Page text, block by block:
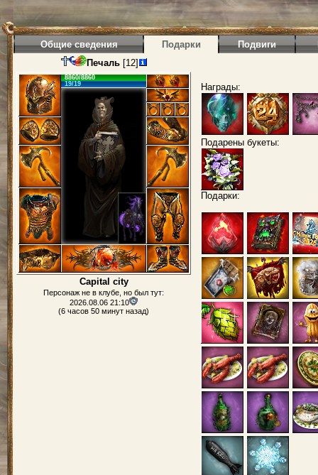
Общие сведения Подарки Подвиги
Печаль[12]
8860/8860
19/19
Capital city
Персонаж не в клубе, но был тут:
2026.08.06 21:10
(6 часов 50 минут назад)
Награды:
Подарены букеты:
Подарки: